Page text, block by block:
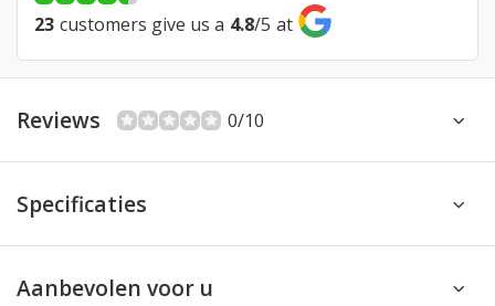
23 customers give us a 4.8/5 at
Reviews 0/10
Specificaties
Aanbevolen voor u